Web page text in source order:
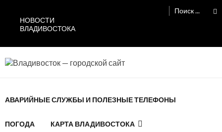
навигации
содержимому
НОВОСТИ
ВЛАДИВОСТОКА
Поиск:
АВАРИЙНЫЕ СЛУЖБЫ И ПОЛЕЗНЫЕ ТЕЛЕФОНЫ
ПОГОДА КАРТА ВЛАДИВОСТОКА